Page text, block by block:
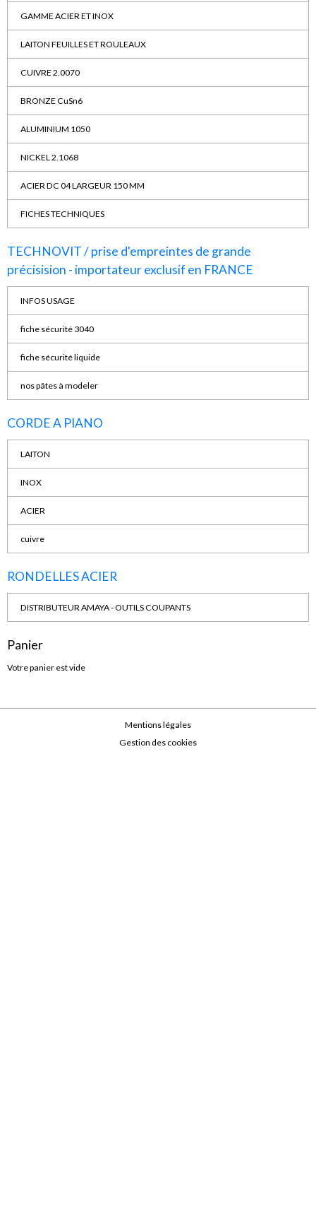
GAMME ACIER ET INOX
LAITON FEUILLES ET ROULEAUX
CUIVRE 2.0070
BRONZE CuSn6
ALUMINIUM 1050
NICKEL 2.1068
ACIER DC 04 LARGEUR 150 MM
FICHES TECHNIQUES
TECHNOVIT / prise d'empreintes de grande
précisision - importateur exclusif en FRANCE
INFOS USAGE
fiche sécurité 3040
fiche sécurité liquide
nos pâtes à modeler
CORDE A PIANO
LAITON
INOX
ACIER
cuivre
RONDELLES ACIER
DISTRIBUTEUR AMAYA - OUTILS COUPANTS
Panier
Votre panier est vide
Mentions légales
Gestion des cookies